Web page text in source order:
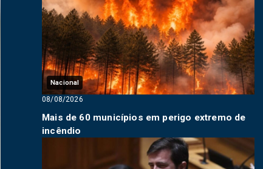
Nacional
08/08/2026
Mais de 60 municípios em perigo extremo de
incêndio